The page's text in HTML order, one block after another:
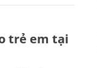
trẻ em tại